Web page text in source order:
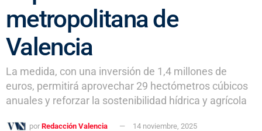
metropolitana de
Valencia
La medida, con una inversión de 1,4 millones de
euros, permitirá aprovechar 29 hectómetros cúbicos
anuales y reforzar la sostenibilidad hídrica y agrícola
por Redacción Valencia 14 noviembre, 2025